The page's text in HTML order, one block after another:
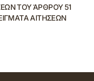
ΤΟΥ ΆΡΘΡΟΥ 51
ΑΙΤΗΣΕΩΝ